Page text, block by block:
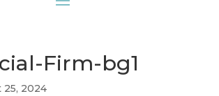
Firm-bg1
25, 2024